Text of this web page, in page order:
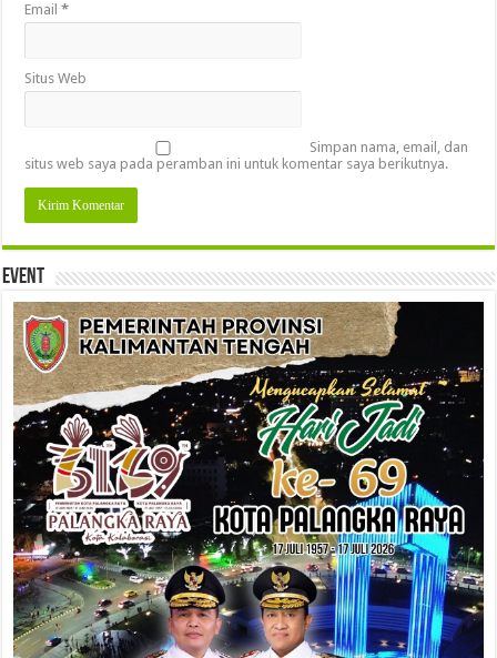
Email*
Situs Web
Simpan nama, email, dan
situs web saya pada peramban ini untuk komentar saya berikutnya.
Event